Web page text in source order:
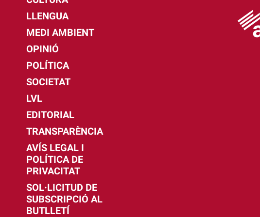
LLENGUA
MEDI AMBIENT
OPINIÓ
POLÍTICA
SOCIETAT
LVL
EDITORIAL
TRANSPARÈNCIA
AVÍS LEGAL I
POLÍTICA DE
PRIVACITAT
SOL·LICITUD DE
SUBSCRIPCIÓ AL
BUTLLETÍ